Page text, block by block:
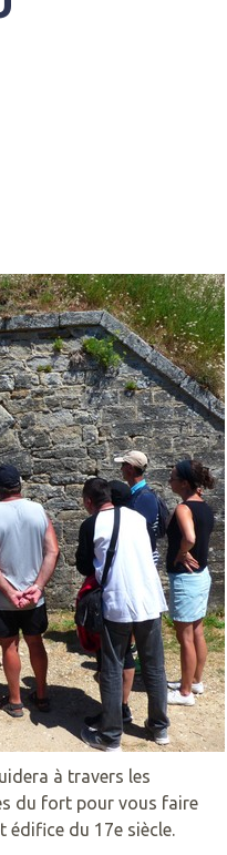
à travers les
du fort pour vous faire
édifice du 17e siècle.